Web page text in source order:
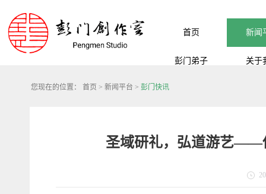
首页 新闻
彭门弟子 关于
您现在的位置： 首页 > 新闻平台 > 彭门快讯
圣域研礼，弘道游艺——